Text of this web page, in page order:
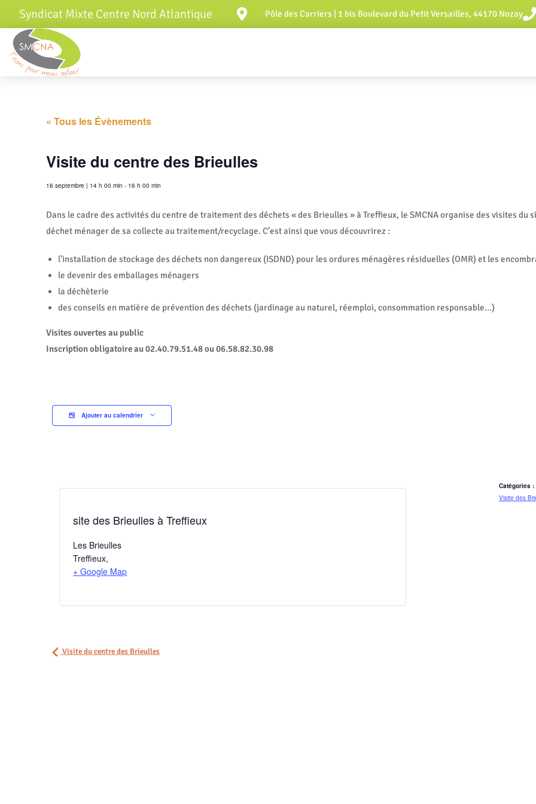
Syndicat Mixte Centre Nord Atlantique Pôle des Carriers | 1 bis Boulevard du Petit Versailles, 44170 Nozay
« Tous les Évènements
Visite du centre des Brieulles
16 septembre | 14 h 00 min - 16 h 00 min
Dans le cadre des activités du centre de traitement des déchets « des Brieulles » à Treffieux, le SMCNA organise des visites du
déchet ménager de sa collecte au traitement/recyclage. C’est ainsi que vous découvrirez :
l’installation de stockage des déchets non dangereux (ISDND) pour les ordures ménagères résiduelles (OMR) et les
le devenir des emballages ménagers
la déchèterie
des conseils en matière de prévention des déchets (jardinage au naturel, réemploi, consommation responsable…)
Visites ouvertes au public
Inscription obligatoire au 02.40.79.51.48 ou 06.58.82.30.98
Ajouter au calendrier
site des Brieulles à Treffieux
Les Brieulles
Treffieux,
+ Google Map
Catégories :
Visite des
Visite du centre des Brieulles